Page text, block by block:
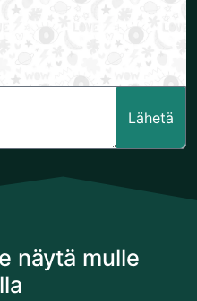
Lähetä
näytä mulle